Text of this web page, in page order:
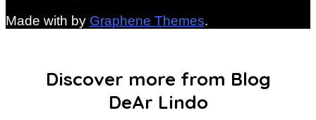
Made with by Graphene Themes.
Discover more from Blog
DeAr Lindo